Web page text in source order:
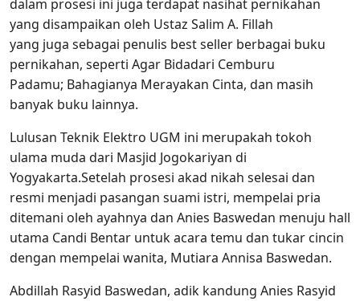
dalam prosesi ini juga terdapat nasihat pernikahan
yang disampaikan oleh Ustaz Salim A. Fillah
yang juga sebagai penulis best seller berbagai buku
pernikahan, seperti Agar Bidadari Cemburu
Padamu; Bahagianya Merayakan Cinta, dan masih
banyak buku lainnya.
Lulusan Teknik Elektro UGM ini merupakah tokoh
ulama muda dari Masjid Jogokariyan di
Yogyakarta.Setelah prosesi akad nikah selesai dan
resmi menjadi pasangan suami istri, mempelai pria
ditemani oleh ayahnya dan Anies Baswedan menuju hall
utama Candi Bentar untuk acara temu dan tukar cincin
dengan mempelai wanita, Mutiara Annisa Baswedan.
Abdillah Rasyid Baswedan, adik kandung Anies Rasyid